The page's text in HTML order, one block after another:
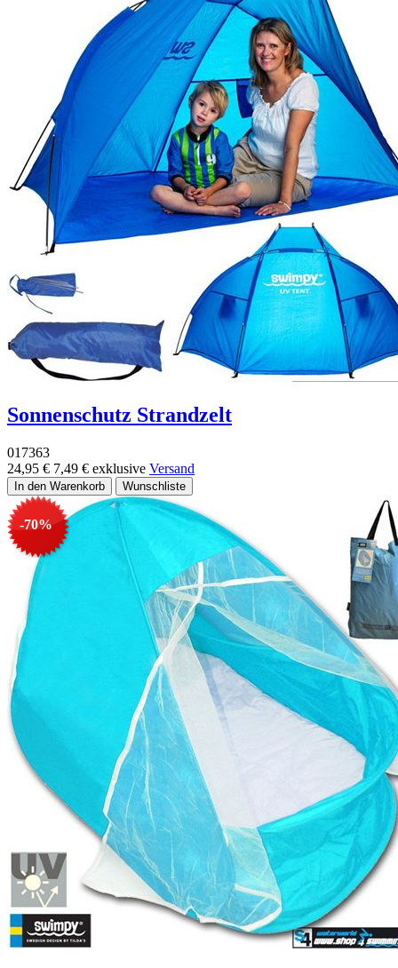
Sonnenschutz Strandzelt
017363
24,95 € 7,49 € exklusive Versand
-70%